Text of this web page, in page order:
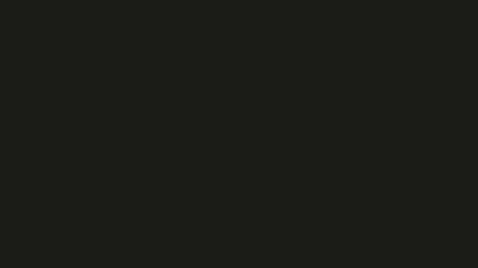
Botafogo e Vasco viriam a Brasília com tudo pago. Na
da companhia aérea Azul havia sido fretado por R$
times e representantes da Ferj. Dois hotéis da capital
as delegações com direito a pensão
mandará jogo da Série A no estádio batizado com
Em 2013, recebeu o Goiás no empate por 1 x 1. No
São Paulo e Atlético-MG no Mané Garrincha. Na
divisão, duelou com o Cruzeiro em 2016.
Braziliense